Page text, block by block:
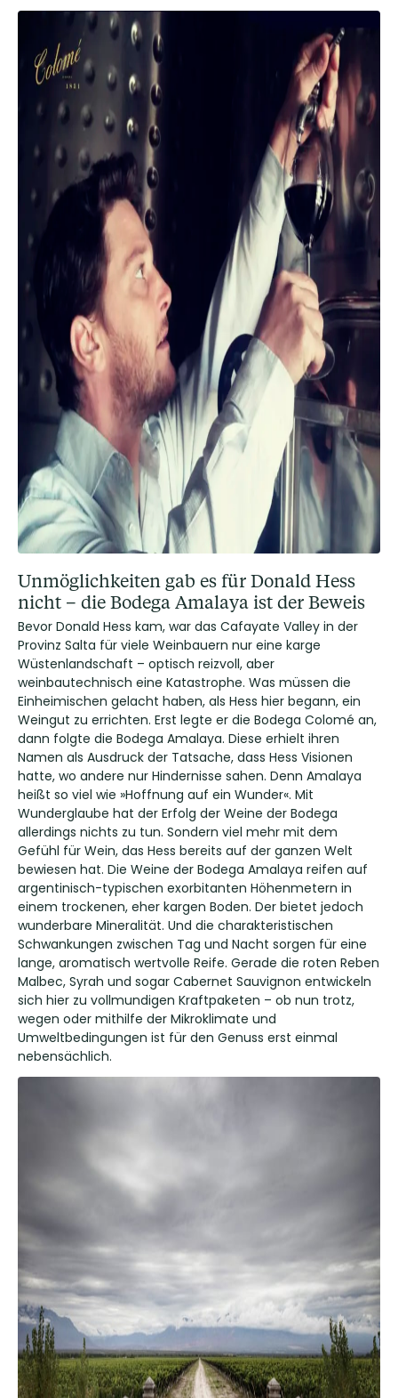
Unmöglichkeiten gab es für Donald Hess
nicht – die Bodega Amalaya ist der Beweis
Bevor Donald Hess kam, war das Cafayate Valley in der
Provinz Salta für viele Weinbauern nur eine karge
Wüstenlandschaft – optisch reizvoll, aber
weinbautechnisch eine Katastrophe. Was müssen die
Einheimischen gelacht haben, als Hess hier begann, ein
Weingut zu errichten. Erst legte er die Bodega Colomé an,
dann folgte die Bodega Amalaya. Diese erhielt ihren
Namen als Ausdruck der Tatsache, dass Hess Visionen
hatte, wo andere nur Hindernisse sahen. Denn Amalaya
heißt so viel wie »Hoffnung auf ein Wunder«. Mit
Wunderglaube hat der Erfolg der Weine der Bodega
allerdings nichts zu tun. Sondern viel mehr mit dem
Gefühl für Wein, das Hess bereits auf der ganzen Welt
bewiesen hat. Die Weine der Bodega Amalaya reifen auf
argentinisch-typischen exorbitanten Höhenmetern in
einem trockenen, eher kargen Boden. Der bietet jedoch
wunderbare Mineralität. Und die charakteristischen
Schwankungen zwischen Tag und Nacht sorgen für eine
lange, aromatisch wertvolle Reife. Gerade die roten Reben
Malbec, Syrah und sogar Cabernet Sauvignon entwickeln
sich hier zu vollmundigen Kraftpaketen – ob nun trotz,
wegen oder mithilfe der Mikroklimate und
Umweltbedingungen ist für den Genuss erst einmal
nebensächlich.